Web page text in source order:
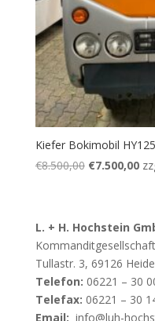
Kiefer Bokimobil
€8.500,00 €7.500,00
L. + H. Hochstein
Tullastr. 3, 69126
Telefon: 06221 – 30
Telefax: 06221 – 30
Email: info@luh-